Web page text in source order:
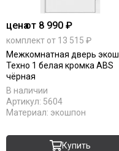
ценаот 8 990 ₽
комплект от 13 515 ₽
Межкомнатная дверь
Техно 1 белая кромка ABS
чёрная
В наличии
Артикул: 5604
Материал: экошпон
Купить